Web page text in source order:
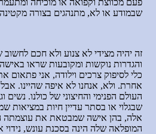
פעם מכווצת וקפואה או מוכיחה
שבמודע או לא, מתנהגים בצורה
זה יהיה מצידי לא צנוע ולא חכם לחשוב
והגדרות נוקשות ומקובעות שראו באישה
כלי לסיפוק צרכים וילודה, אני פתאום
אחרת. ולא, אנחנו לא איפה שהיינו.
העולם הפנימי והחיצוני של כולנו.
שבגלוי או בסתר עדיין חיות במציאות
אלה, בהן אישה שמבטאת את עוצמתה
המופלאה שלה הינה בסכנת עונש, נידוי